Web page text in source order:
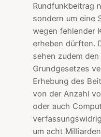
Rundfunkbeitrag
sondern um eine
wegen fehlender
erheben dürften.
sehen zudem
Grundgesetzes
Erhebung des
von der Anzahl
oder auch
um acht